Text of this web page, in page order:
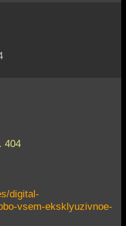
404
digital-
vsem-eksklyuzivnoe-